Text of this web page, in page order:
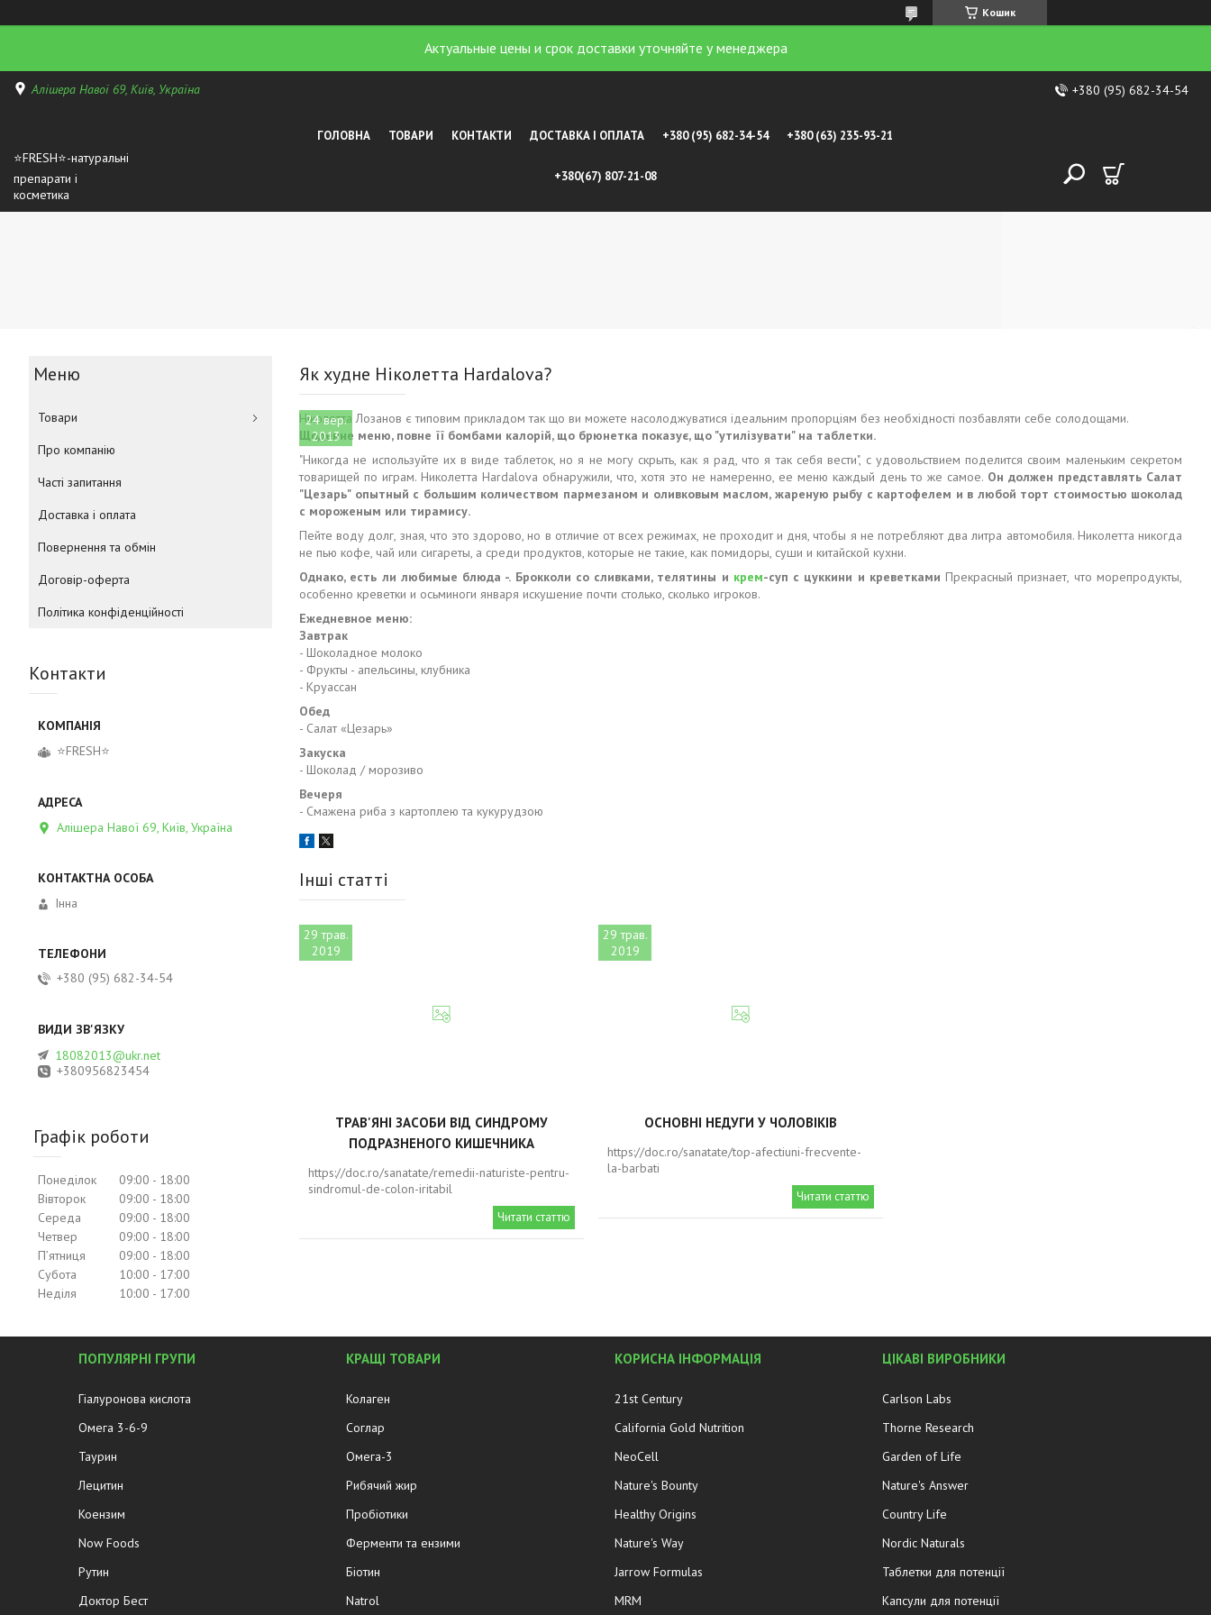
Кошик
Актуальные цены и срок доставки уточняйте у менеджера
Алішера Навої 69, Київ, Україна +380 (95) 682-34-54
⭐FRESH⭐-натуральні
препарати і
косметика
ГОЛОВНА ТОВАРИ КОНТАКТИ ДОСТАВКА І ОПЛАТА +380 (95) 682-34-54 +380 (63) 235-93-21
+380(67) 807-21-08
Як худне Ніколетта Hardalova?
24 вер.
2013
Ніколетта Лозанов є типовим прикладом так що ви можете насолоджуватися ідеальним пропорціям без необхідності позбавляти себе солодощами.
Щоденне меню, повне її бомбами калорій, що брюнетка показує, що "утилізувати" на таблетки.
"Никогда не используйте их в виде таблеток, но я не могу скрыть, как я рад, что я так себя вести", с удовольствием поделится своим маленьким секретом
товарищей по играм. Николетта Hardalova обнаружили, что, хотя это не намеренно, ее меню каждый день то же самое. Он должен представлять Салат
"Цезарь" опытный с большим количеством пармезаном и оливковым маслом, жареную рыбу с картофелем и в любой торт стоимостью шоколад
с мороженым или тирамису.
Пейте воду долг, зная, что это здорово, но в отличие от всех режимах, не проходит и дня, чтобы я не потребляют два литра автомобиля. Николетта никогда
не пью кофе, чай или сигареты, а среди продуктов, которые не такие, как помидоры, суши и китайской кухни.
Однако, есть ли любимые блюда -. Брокколи со сливками, телятины и крем-суп с цуккини и креветками Прекрасный признает, что морепродукты,
особенно креветки и осьминоги января искушение почти столько, сколько игроков.
Ежедневное меню:
Завтрак
- Шоколадное молоко
- Фрукты - апельсины, клубника
- Круассан
Обед
- Салат «Цезарь»
Закуска
- Шоколад / морозиво
Вечеря
- Смажена риба з картоплею та кукурудзою
Інші статті
29 трав.
2019
ТРАВ'ЯНІ ЗАСОБИ ВІД СИНДРОМУ
ПОДРАЗНЕНОГО КИШЕЧНИКА
https://doc.ro/sanatate/remedii-naturiste-pentru-
sindromul-de-colon-iritabil
Читати статтю
29 трав.
2019
ОСНОВНІ НЕДУГИ У ЧОЛОВІКІВ
https://doc.ro/sanatate/top-afectiuni-frecvente-
la-barbati
Читати статтю
Товари
Про компанію
Часті запитання
Доставка і оплата
Повернення та обмін
Договір-оферта
Політика конфіденційності
Контакти
⭐FRESH⭐
Алішера Навої 69, Київ, Україна
Інна
+380 (95) 682-34-54
18082013@ukr.net
+380956823454
Графік роботи
Понеділок 09:00
18:00
Вівторок
09:00
18:00
Середа
09:00
18:00
Четвер
09:00
18:00
Пʼятниця
09:00
18:00
Субота
10:00
17:00
Неділя
10:00 17:00
ПОПУЛЯРНІ ГРУПИ
Гіалуронова кислота
Омега 3-6-9
Таурин
Лецитин
Коензим
Now Foods
Рутин
Доктор Бест
КРАЩІ ТОВАРИ
Колаген
Соглар
Омега-3
Рибячий жир
Пробіотики
Ферменти та ензими
Біотин
Natrol
КОРИСНА ІНФОРМАЦІЯ
21st Century
California Gold Nutrition
NeoCell
Nature's Bounty
Healthy Origins
Nature's Way
Jarrow Formulas
MRM
ЦІКАВІ ВИРОБНИКИ
Carlson Labs
Thorne Research
Garden of Life
Nature's Answer
Country Life
Nordic Naturals
Таблетки для потенції
Капсули для потенції